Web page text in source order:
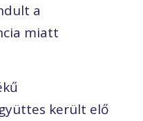
a
miatt
került elő